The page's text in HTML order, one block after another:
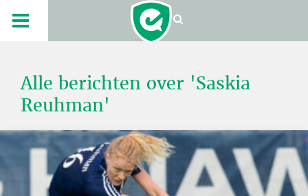
Alle berichten over 'Saskia
Reuhman'